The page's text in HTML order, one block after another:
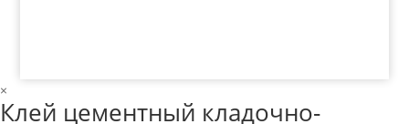
×
Клей цементный кладочно-